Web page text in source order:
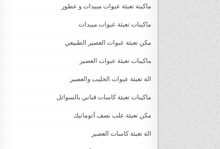
ماكينة تعبئة عبوات مبيدات و عطور
ماكينات تعبئة عبوات مبيدات
مكن تعبئة عبوات العصير الطبيعي
ماكينات تعبئة عبوات العصير
الة تعبئة عبوات الحليب والعصير
ماكينات تعبئة كاسات قناني بالسوائل
مكن تعبئة علب نصف أتوماتيك
الة تعبئة كاسات العصير